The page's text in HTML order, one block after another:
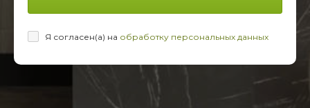
Я согласен(а) на обработку персональных данных